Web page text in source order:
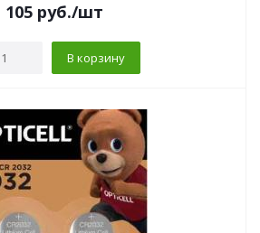
105руб./шт
В корзину